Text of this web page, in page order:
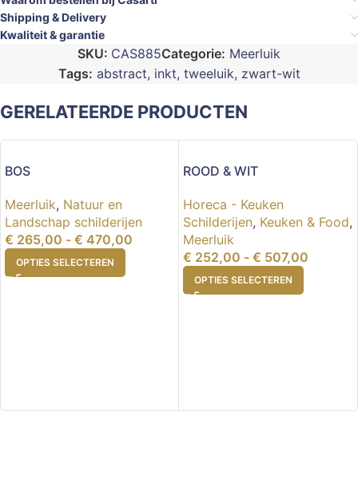
Shipping & Delivery
Kwaliteit & garantie
SKU: CAS885Categorie: Meerluik
Tags: abstract, inkt, tweeluik, zwart-wit
GERELATEERDE PRODUCTEN
BOS
Meerluik, Natuur en
Landschap schilderijen
€ 265,00 - € 470,00
OPTIES SELECTEREN
ROOD & WIT
Horeca - Keuken
Schilderijen, Keuken & Food,
Meerluik
€ 252,00 - € 507,00
OPTIES SELECTEREN